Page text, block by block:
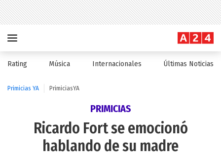
Rating Música Internacionales Últimas Noticias
Primicias YA PrimiciasYA
PRIMICIAS
Ricardo Fort se emocionó
hablando de su madre